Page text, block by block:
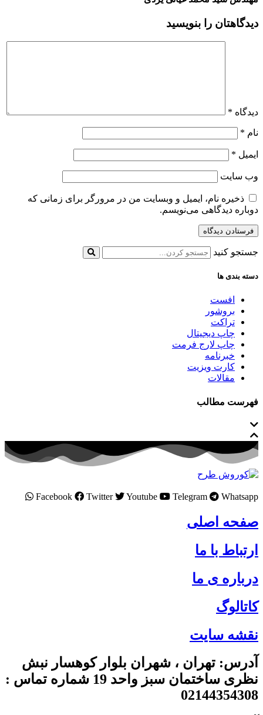
دیدگاهتان را بنویسید
دیدگاه *
نام *
ایمیل *
وب‌ سایت
ذخیره نام، ایمیل و وبسایت من در مرورگر برای زمانی که
دوباره دیدگاهی می‌نویسم.
جستجو کنید
دسته بندی ها
افست
بروشور
تراکت
چاپ دیجیتال
چاپ لارج فرمت
خبرنامه
کارت ویزیت
مقالات
فهرست مطالب
Facebook Twitter Youtube Telegram Whatsapp
صفحه اصلی
ارتباط با ما
درباره ی ما
کاتالوگ
نقشه سایت
آدرس: تهران ، شهران بلوار کوهسار نبش
نظری ساختمان سبز واحد 19 شماره تماس :
02144354308